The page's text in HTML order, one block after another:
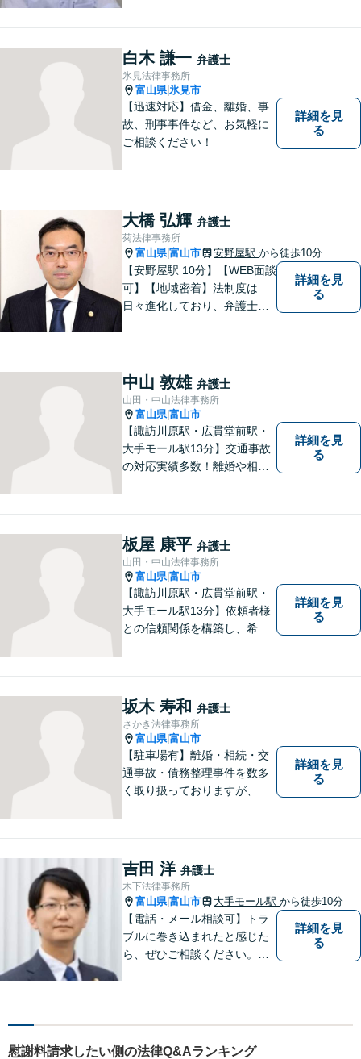
白木 謙一 弁護士
氷見法律事務所
富山県| 氷見市
【迅速対応】借金、離婚、事
故、刑事事件など、お気軽に
ご相談ください！
詳細を見
る
大橋 弘輝 弁護士
菊法律事務所
富山県|富山市 安野屋駅 から徒歩10分
【安野屋駅 10分】【WEB面談
可】【地域密着】法制度は
日々進化しており、弁護士に
の声にしっかり耳を傾ける姿
勢は変わりません。
詳細を見
る
中山 敦雄 弁護士
山田・中山法律事務所
富山県|富山市
【諏訪川原駅・広貫堂前駅・
大手モール駅13分】交通事故
の対応実績多数！離婚や相続
抱える前に、私と一緒に最善
策がないか考えてみません
か？【複数弁護士在籍】
詳細を見
る
板屋 康平 弁護士
山田・中山法律事務所
富山県|富山市
【諏訪川原駅・広貫堂前駅・
大手モール駅13分】依頼者様
との信頼関係を構築し、希望
したことでも、ぜひお気軽に
ご相談ください。平日夜間相
談OK！【複数弁護士在籍】
詳細を見
る
坂木 寿和 弁護士
さかき法律事務所
富山県|富山市
【駐車場有】離婚・相続・交
通事故・債務整理事件を数多
く取り扱っておりますが、そ
た」「少しほっとしました」
というお声をいただけるよう
に、誠実・丁寧を心がけ事件
に取り組んでいきたいと考え
ています。
詳細を見
る
吉田 洋 弁護士
木下法律事務所
富山県|富山市 大手モール駅 から徒歩10分
【電話・メール相談可】トラ
ブルに巻き込まれたと感じた
ら、ぜひご相談ください。離
を解決するため、迅速かつ丁
寧にサポートいたします。
詳細を見
る
慰謝料請求したい側の法律Q&Aランキング